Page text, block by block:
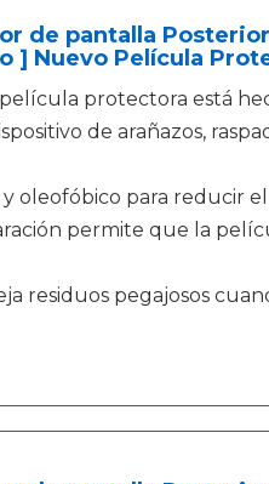
de pantalla
] Nuevo Película
protectora está
de arañazos,
oleofóbico para reducir
permite que la
residuos pegajosos